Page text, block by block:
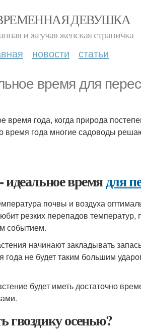
ДЕВУШКА
и жгучая женская страничка
новости статьи
время для
время года, когда природа
время года многие садоводы
идеальное времядля
почвы и воздуха
резких перепадов
событием.
начинают закладывать
года не будет таким большим
будет иметь достаточно
гвоздику осенью?